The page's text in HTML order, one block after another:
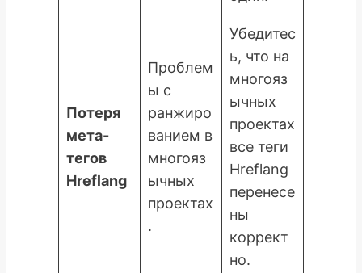
Потеря
мета-
тегов
Hreflang
Проблем
ы с
ранжиро
ванием в
многояз
ычных
проектах
.
Убедитес
ь, что на
многояз
ычных
проектах
все теги
Hreflang
перенесе
ны
коррект
но.